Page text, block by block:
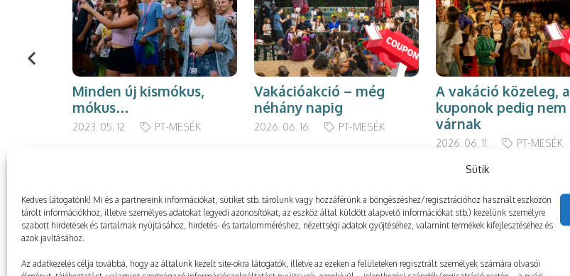
Sütik
Kedves látogatónk! Mi és a partnereink információkat, sütiket stb. tárolunk vagy hozzáférünk a böngészéshez/regisztrációhoz használt eszközön
tárolt információkhoz, illetve személyes adatokat (egyedi azonosítókat, az eszköz által küldött alapvető információkat stb.) kezelünk személyre
szabott hirdetések és tartalmak nyújtásához, hirdetés- és tartalomméréshez, nézettségi adatok gyűjtéséhez, valamint termékek kifejlesztéséhez és
azok javításához.
Az adatkezelés célja továbbá, hogy az általunk kezelt site-okra látogatók, illetve az ezeken a felületeken regisztrált személyek számára olvasói
Minden új kismókus,
mókus…
2023. 05. 12. PT-MESÉK
Vakációakció – még
néhány napig
2026. 06. 16. PT-MESÉK
A vakáció közeleg, a
kuponok pedig nem
várnak
2026. 06. 11. PT-MESÉK